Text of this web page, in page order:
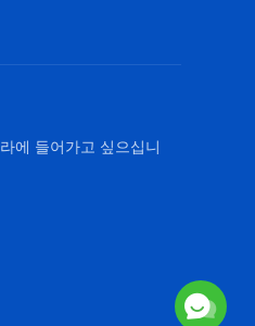
에 들어가고 싶으십니